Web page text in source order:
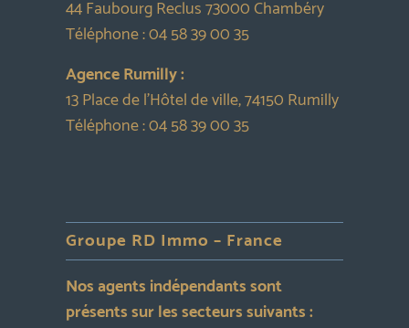
44 Faubourg Reclus 73000 Chambéry
Téléphone :04 58 39 00 35
Agence Rumilly :
13 Place de l’Hôtel de ville, 74150 Rumilly
Téléphone :04 58 39 00 35
Groupe RD Immo – France
Nos agents indépendants sont
présents sur les secteurs suivants :